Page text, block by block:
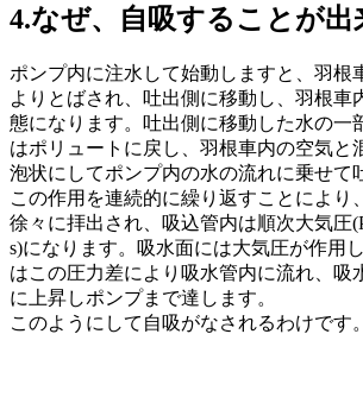
4.なぜ、自吸することが出
ポンプ内に注水して始動しますと、羽根
よりとばされ、吐出側に移動し、羽根車
態になります。吐出側に移動した水の一
はポリュートに戻し、羽根車内の空気と
泡状にしてポンプ内の水の流れに乗せて
この作用を連続的に繰り返すことにより
徐々に拝出され、吸込管内は順次大気圧
s)になります。吸水面には大気圧が作用
はこの圧力差により吸水管内に流れ、吸
に上昇しポンプまで達します。
このようにして自吸がなされるわけです。